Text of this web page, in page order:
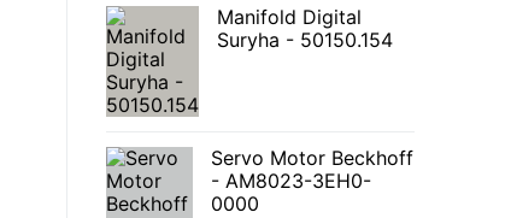
Manifold Digital
Suryha - 50150.154
Servo Motor Beckhoff
- AM8023-3EH0-
0000